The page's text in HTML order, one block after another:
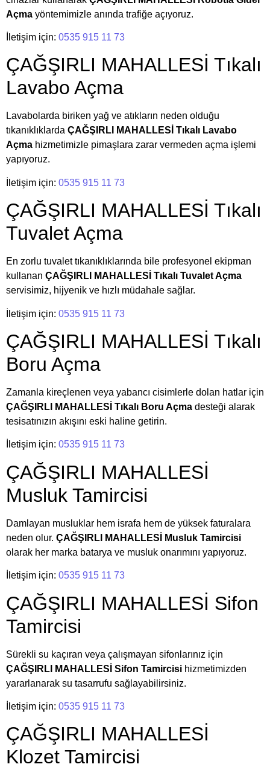
Açma yöntemimizle anında trafiğe açıyoruz.
İletişim için: 0535 915 11 73
ÇAĞŞIRLI MAHALLESİ Tıkalı
Lavabo Açma
Lavabolarda biriken yağ ve atıkların neden olduğu
tıkanıklıklarda ÇAĞŞIRLI MAHALLESİ Tıkalı Lavabo
Açma hizmetimizle pimaşlara zarar vermeden açma işlemi
yapıyoruz.
İletişim için: 0535 915 11 73
ÇAĞŞIRLI MAHALLESİ Tıkalı
Tuvalet Açma
En zorlu tuvalet tıkanıklıklarında bile profesyonel ekipman
kullanan ÇAĞŞIRLI MAHALLESİ Tıkalı Tuvalet Açma
servisimiz, hijyenik ve hızlı müdahale sağlar.
İletişim için: 0535 915 11 73
ÇAĞŞIRLI MAHALLESİ Tıkalı
Boru Açma
Zamanla kireçlenen veya yabancı cisimlerle dolan hatlar için
ÇAĞŞIRLI MAHALLESİ Tıkalı Boru Açma desteği alarak
tesisatınızın akışını eski haline getirin.
İletişim için: 0535 915 11 73
ÇAĞŞIRLI MAHALLESİ
Musluk Tamircisi
Damlayan musluklar hem israfa hem de yüksek faturalara
neden olur. ÇAĞŞIRLI MAHALLESİ Musluk Tamircisi
olarak her marka batarya ve musluk onarımını yapıyoruz.
İletişim için: 0535 915 11 73
ÇAĞŞIRLI MAHALLESİ Sifon
Tamircisi
Sürekli su kaçıran veya çalışmayan sifonlarınız için
ÇAĞŞIRLI MAHALLESİ Sifon Tamircisi hizmetimizden
yararlanarak su tasarrufu sağlayabilirsiniz.
İletişim için: 0535 915 11 73
ÇAĞŞIRLI MAHALLESİ
Klozet Tamircisi